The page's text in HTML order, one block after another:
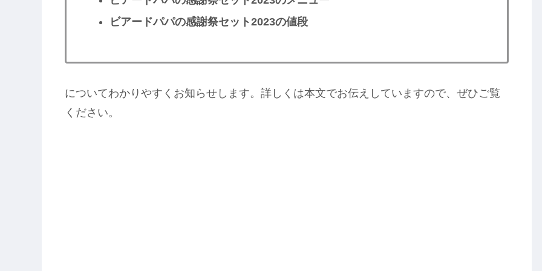
ビアードパパの感謝祭セット2023の値段
についてわかりやすくお知らせします。詳しくは本文でお伝えしていますので、ぜひご覧
ください。